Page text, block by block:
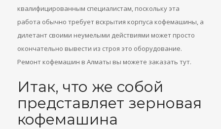
квалифицированным специалистам, поскольку эта
работа обычно требует вскрытия корпуса кофемашины, а
дилетант своими неумелыми действиями может просто
окончательно вывести из строя это оборудование.
Ремонт кофемашин в Алматы вы можете заказать тут.
Итак, что же собой
представляет зерновая
кофемашина